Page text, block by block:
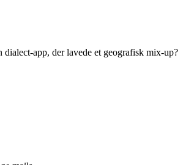
app, der lavede et geografisk mix-up?